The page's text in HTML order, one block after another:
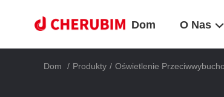
Dom O Nas
Dom / Produkty / Oświetlenie